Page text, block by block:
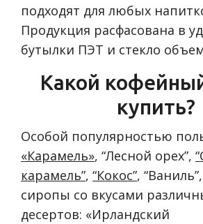
подходят для любых
Продукция расфасована в
бутылки ПЭТ и стекло
Какой
купить?
Особой популярностью
«Карамель», “Лесной орех”,
карамель”, “Кокос”,
сиропы со вкусами
десертов: «Ирландский